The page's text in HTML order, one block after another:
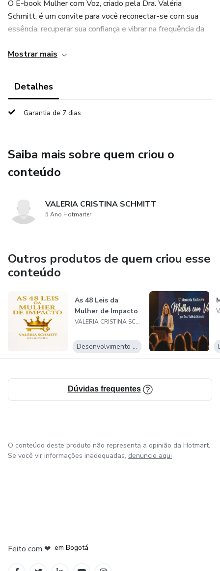
O E-book Mulher com Voz, criado pela Dra. Valéria
Schmitt, é um convite para você reconectar-se com sua
essência, recuperar sua confiança e vibrar na frequência da
✨ A diferença entre falar e se expressar com verdade.
✨ Como sua voz reflete seu campo emocional e
✨ Técnicas simples para se comunicar com mais segurança
e magnetismo.
negócios e na vida.
Este e-book é o primeiro passo de uma jornada de
Um lembrete de que a sua voz é sua ferramenta de poder,
cura e liderança.
Baixe gratuitamente, mergulhe nas páginas e desperte o
poder da sua expressão.
Porque quando uma mulher encontra a própria voz, o
mundo inteiro muda de frequência.
Mostrar mais
Detalhes
Garantia de 7 dias
Saiba mais sobre quem criou o
conteúdo
VALERIA CRISTINA SCHMITT
5 Ano Hotmarter
Outros produtos de quem criou esse
conteúdo
As 48 Leis da
Mulher de Impacto
VALERIA CRISTINA SCHMITT
Desenvolvimento Pessoal
Dúvidas frequentes
O conteúdo deste produto não representa a opinião da Hotmart.
Se você vir informações inadequadas, denuncie aqui
Feito com ❤ em Bogotá